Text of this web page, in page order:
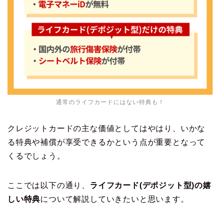
通常のライフカードにはない特典も！
クレジットカードの主な価値としてはやはり、いかな
る特典や補償が享受できるかという点が重要となって
くるでしょう。
ここでは以下の通り、 ライフカード(デポジット型)の嬉
しい特典について解説していきたいと思います。